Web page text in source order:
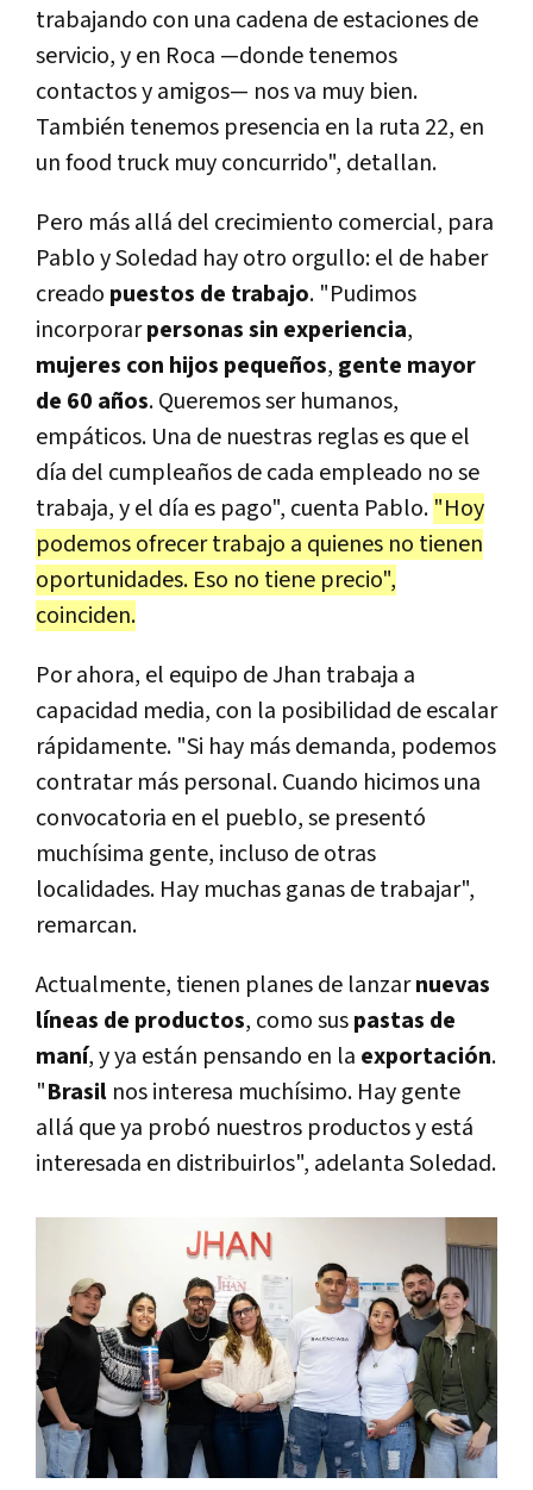
trabajando con una cadena de estaciones de
servicio, y en Roca —donde tenemos
contactos y amigos— nos va muy bien.
También tenemos presencia en la ruta 22, en
un food truck muy concurrido", detallan.
Pero más allá del crecimiento comercial, para
Pablo y Soledad hay otro orgullo: el de haber
creado puestos de trabajo. "Pudimos
incorporarpersonas sin experiencia,
mujeres con hijos pequeños, gente mayor
de 60 años. Queremos ser humanos,
empáticos. Una de nuestras reglas es que el
día del cumpleaños de cada empleado no se
trabaja, y el día es pago", cuenta Pablo. "Hoy
podemos ofrecer trabajo a quienes no tienen
oportunidades. Eso no tiene precio",
coinciden.
Por ahora, el equipo de Jhan trabaja a
capacidad media, con la posibilidad de escalar
rápidamente. "Si hay más demanda, podemos
contratar más personal. Cuando hicimos una
convocatoria en el pueblo, se presentó
muchísima gente, incluso de otras
localidades. Hay muchas ganas de trabajar",
remarcan.
Actualmente, tienen planes de lanzarnuevas
líneas de productos, como suspastas de
maní, y ya están pensando en la exportación.
"Brasil nos interesa muchísimo. Hay gente
allá que ya probó nuestros productos y está
interesada en distribuirlos", adelanta Soledad.